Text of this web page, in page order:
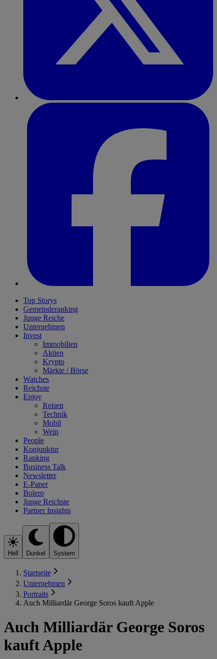
Top Storys
Gemeinderanking
Junge Reiche
Unternehmen
Invest
Immobilien
Aktien
Krypto
Märkte / Börse
Watches
Reichste
Enjoy
Reisen
Technik
Mobil
Wein
People
Konjunktur
Ranking
Business Talk
Newsletter
E-Paper
Bolero
Junge Reichste
Partner Insights
Hell Dunkel System
Startseite
Unternehmen
Portraits
Auch Milliardär George Soros kauft Apple
Auch Milliardär George Soros
kauft Apple